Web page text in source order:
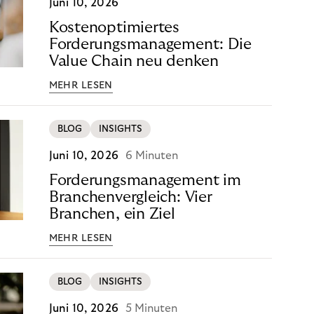
Juni 10, 2026
Kostenoptimiertes
Forderungsmanagement: Die
Value Chain neu denken
MEHR LESEN
BLOG INSIGHTS
Juni 10, 2026 6 Minuten
Forderungsmanagement im
Branchenvergleich: Vier
Branchen, ein Ziel
MEHR LESEN
BLOG INSIGHTS
Juni 10, 2026 5 Minuten